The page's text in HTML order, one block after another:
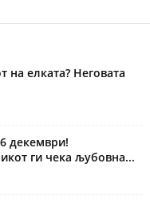
на елката? Неговата
декември!
ги чека љубовна...